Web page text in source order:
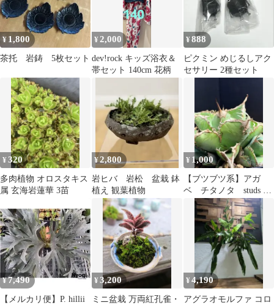
¥ 1,800
茶托 岩鋳 5枚セット
¥ 2,000
dev!rock キッズ浴衣＆
帯セット 140cm 花柄
¥888
ピクミン めじるしアク
セサリー 2種セット
¥320
多肉植物 オロスタキス
属 玄海岩蓮華 3苗
¥2,800
岩ヒバ 岩松 盆栽 鉢
植え 観葉植物
¥ 1,000
【ブツブツ系】アガ
ベ チタノタ studs 子
株④
¥ 7,490
【メルカリ便】P. hillii
¥3,200
ミニ盆栽 万両紅孔雀・
¥4,190
アグラオモルファ コロ